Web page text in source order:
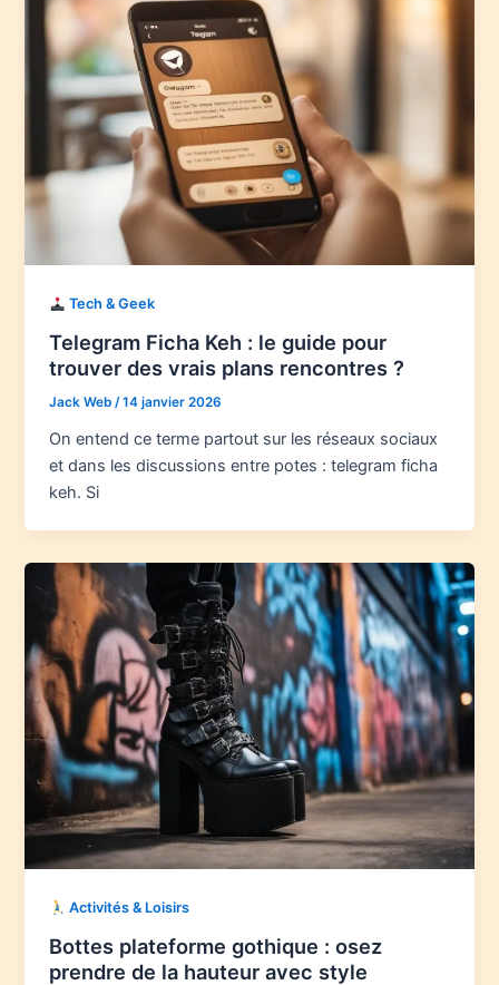
Tech & Geek
Telegram Ficha Keh : le guide pour
trouver des vrais plans rencontres ?
Jack Web/14 janvier 2026
On entend ce terme partout sur les réseaux sociaux
et dans les discussions entre potes : telegram ficha
keh. Si
Activités & Loisirs
Bottes plateforme gothique : osez
prendre de la hauteur avec style